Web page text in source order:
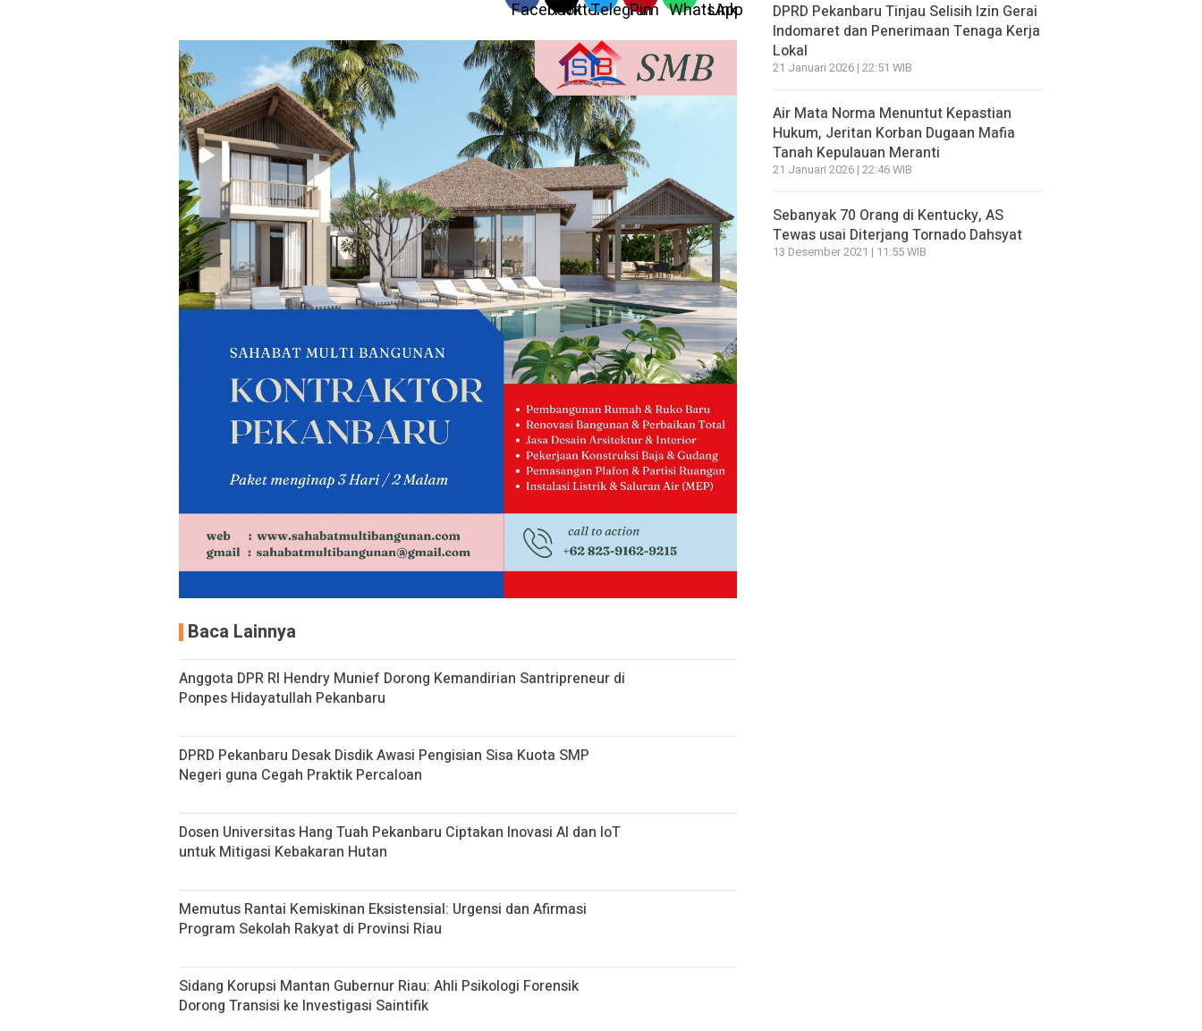
Baca Lainnya
Anggota DPR RI Hendry Munief Dorong Kemandirian Santripreneur di
Ponpes Hidayatullah Pekanbaru
DPRD Pekanbaru Desak Disdik Awasi Pengisian Sisa Kuota SMP
Negeri guna Cegah Praktik Percaloan
Dosen Universitas Hang Tuah Pekanbaru Ciptakan Inovasi AI dan IoT
untuk Mitigasi Kebakaran Hutan
Memutus Rantai Kemiskinan Eksistensial: Urgensi dan Afirmasi
Program Sekolah Rakyat di Provinsi Riau
Sidang Korupsi Mantan Gubernur Riau: Ahli Psikologi Forensik
Dorong Transisi ke Investigasi Saintifik
DPRD Pekanbaru Tinjau Selisih Izin Gerai
Indomaret dan Penerimaan Tenaga Kerja
Lokal
21 Januari 2026 | 22:51 WIB
Air Mata Norma Menuntut Kepastian
Hukum, Jeritan Korban Dugaan Mafia
Tanah Kepulauan Meranti
21 Januari 2026 | 22:46 WIB
Sebanyak 70 Orang di Kentucky, AS
Tewas usai Diterjang Tornado Dahsyat
13 Desember 2021 | 11:55 WIB